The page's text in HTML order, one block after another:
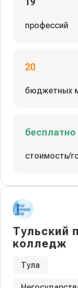
профессий
20
бюджетных
бесплатно
стоимость/
Тульский
колледж
Тула